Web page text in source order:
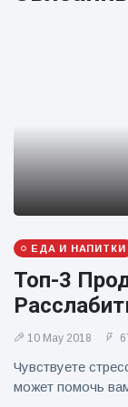
16
16
ЕДА И НАПИТКИ
Топ-3
10 May 2018
Чувствуете
может помочь